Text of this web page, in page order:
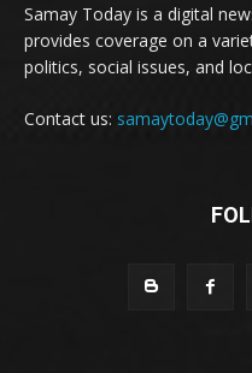
Samay Today is a digital
provides coverage on a
politics, social issues, and
Contact us: